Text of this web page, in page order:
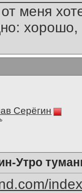
меня
Серёгин
Утро